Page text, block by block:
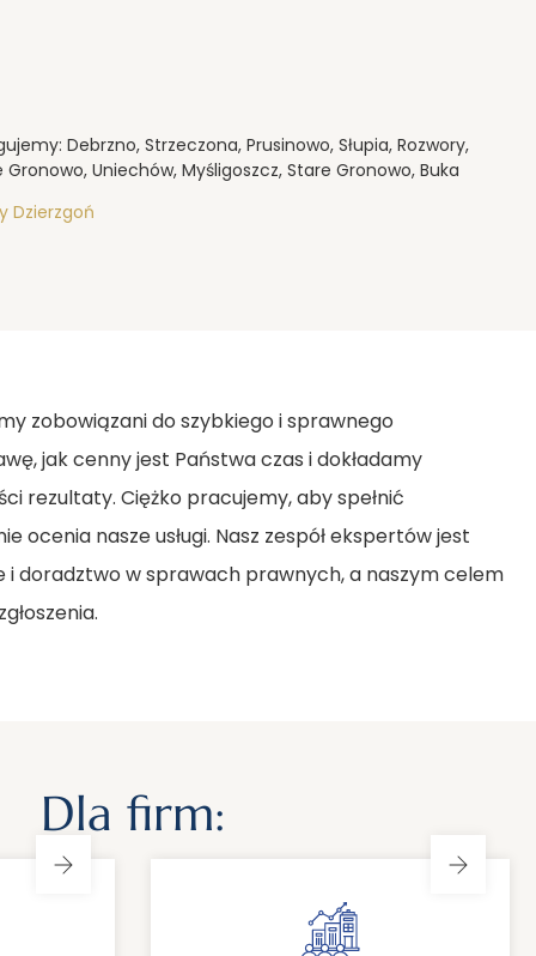
Debrzno, Strzeczona, Prusinowo, Słupia, Rozwory,
Uniechów, Myśligoszcz, Stare Gronowo, Buka
Dzierzgoń
zobowiązani do szybkiego i sprawnego
jak cenny jest Państwa czas i dokładamy
rezultaty. Ciężko pracujemy, aby spełnić
ocenia nasze usługi. Nasz zespół ekspertów jest
doradztwo w sprawach prawnych, a naszym celem
Dla firm: